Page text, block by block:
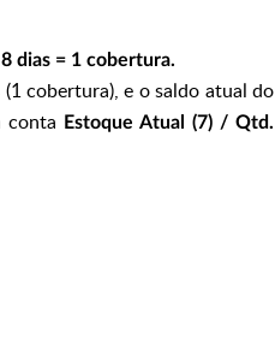
8 dias = 1 cobertura.
cobertura), e o saldo atual do
conta
Estoque Atual (7) / Qtd.